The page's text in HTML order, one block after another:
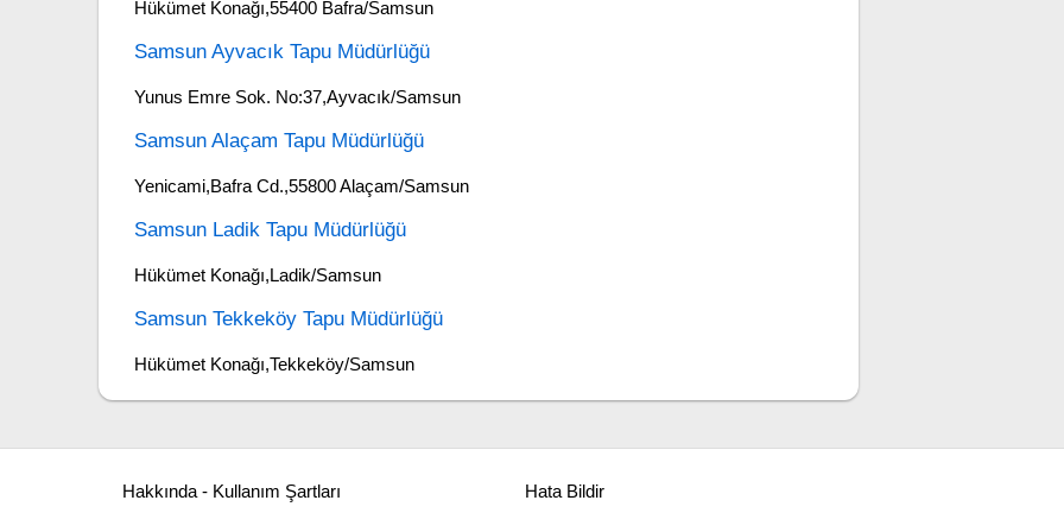
Hükümet Konağı,55400 Bafra/Samsun
Samsun Ayvacık Tapu Müdürlüğü
Yunus Emre Sok. No:37,Ayvacık/Samsun
Samsun Alaçam Tapu Müdürlüğü
Yenicami,Bafra Cd.,55800 Alaçam/Samsun
Samsun Ladik Tapu Müdürlüğü
Hükümet Konağı,Ladik/Samsun
Samsun Tekkeköy Tapu Müdürlüğü
Hükümet Konağı,Tekkeköy/Samsun
Hakkında - Kullanım Şartları Hata Bildir